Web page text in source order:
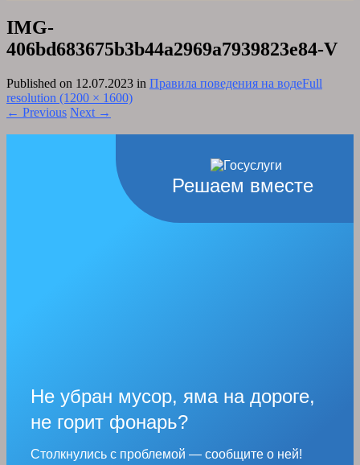
IMG-
406bd683675b3b44a2969a7939823e84-V
Published on 12.07.2023 in Правила поведения на водеFull
resolution (1200 × 1600)
← Previous Next →
Решаем вместе
Не убран мусор, яма на дороге,
не горит фонарь?
Столкнулись с проблемой — сообщите о ней!